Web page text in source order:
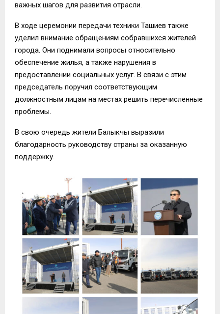
важных шагов для развития отрасли.
В ходе церемонии передачи техники Ташиев также
уделил внимание обращениям собравшихся жителей
города. Они поднимали вопросы относительно
обеспечение жилья, а также нарушения в
предоставлении социальных услуг. В связи с этим
председатель поручил соответствующим
должностным лицам на местах решить перечисленные
проблемы.
В свою очередь жители Балыкчы выразили
благодарность руководству страны за оказанную
поддержку.